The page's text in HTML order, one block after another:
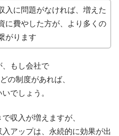
入に問題がなければ、増えた
に費やした方が、より多くの
がります
、もし会社で
の制度があれば、
でしょう。
収入が増えますが、
アップは、永続的に効果が出